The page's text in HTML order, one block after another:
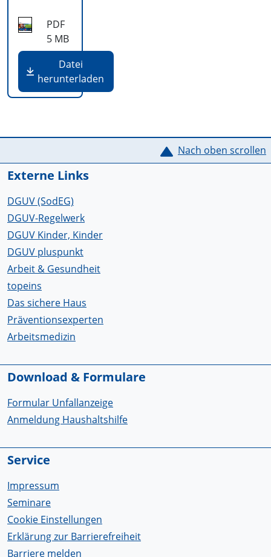
PDF
5 MB
Datei
herunterladen
Service Informationen Nach oben scrollen
Externe Links
DGUV (SodEG)
DGUV-Regelwerk
DGUV Kinder, Kinder
DGUV pluspunkt
Arbeit & Gesundheit
topeins
Das sichere Haus
Präventionsexperten
Arbeitsmedizin
Download & Formulare
Formular Unfallanzeige
Anmeldung Haushaltshilfe
Service
Impressum
Seminare
Cookie Einstellungen
Erklärung zur Barrierefreiheit
Barriere melden